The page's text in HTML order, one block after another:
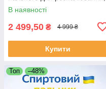
плитки, приготування їжі,
блекауту та аварійні
В наявності
2 499,50 ₴ 4 999 ₴
Купити
Топ –48%